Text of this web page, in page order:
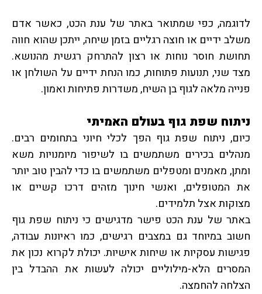
לדוגמה, כפי שמתואר באתר של ענת הכט, כאשר אדם
משלב ידיים או חוצה רגליים בזמן שיחה, ייתכן שהוא חווה
תחושת חוסר נוחות או רצון להתרחק רגשית מהנושא.
מצד שני, תנועות פתוחות, כמו הנחת ידיים על השולחן או
פנייה מלאה לגוף בן השיח, משדרות פתיחות ואמון.
ניתוח שפת גוף בעולם האמיתי
כיום, ניתוח שפת גוף הפך לכלי חיוני בתחומים רבים.
מנהלים בכירים משתמשים בו לשיפור מיומנויות משא
ומתן, מאמנים ומטפלים משתמשים בו כדי להבין טוב יותר
את המטופלים, ואנשי חינוך מזהים דרכו קשיים או
מצוקות אצל תלמידים.
באתר של ענת הכט פישר מדגישים כי ניתוח שפת גוף
חשוב במיוחד גם במצבים רגישים, כמו ראיונות עבודה,
פגישות עסקיות או שיחות אישיות. יכולת לקרוא נכון את
המסרים הלא-מילוליים יכולה לעשות את ההבדל בין
הצלחה להחמצה.